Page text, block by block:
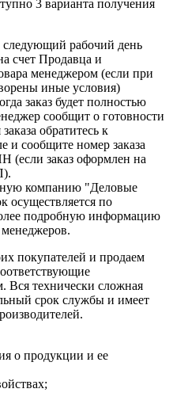
3 варианта получения
следующий рабочий день
счет Продавца и
менеджером (если при
иные условия)
заказ будет полностью
сообщит о готовности
обратитесь к
и сообщите номер заказа
(если заказ оформлен на
компанию "Деловые
осуществляется по
подробную информацию
покупателей и продаем
Вся технически сложная
срок службы и имеет
о продукции и ее